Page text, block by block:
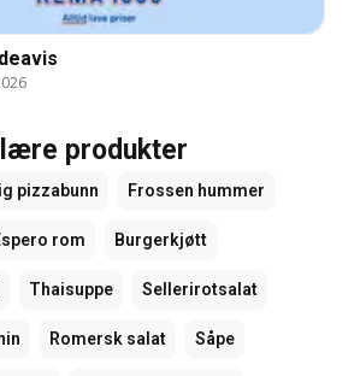
produkter
pizzabunn Frossen hummer
rom Burgerkjøtt
Thaisuppe Sellerirotsalat
Romersk salat Såpe